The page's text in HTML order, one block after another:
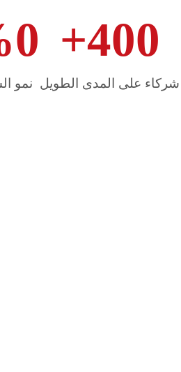
شركاء على المدى الطويل
400
+
نمو
0